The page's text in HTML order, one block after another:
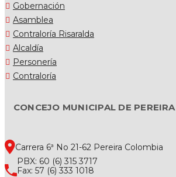
Gobernación
Asamblea
Contraloría Risaralda
Alcaldía
Personería
Contraloría
CONCEJO MUNICIPAL DE PEREIRA
Carrera 6ª No 21-62 Pereira Colombia
PBX: 60 (6) 315 3717
Fax: 57 (6) 333 1018